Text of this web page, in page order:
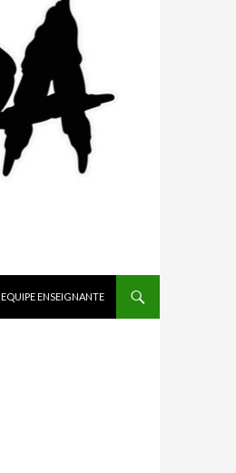
EQUIPE ENSEIGNANTE